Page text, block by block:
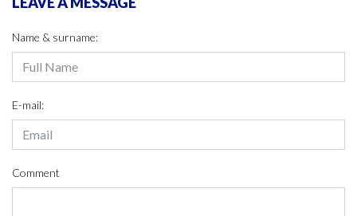
Name & surname:
E-mail:
Comment